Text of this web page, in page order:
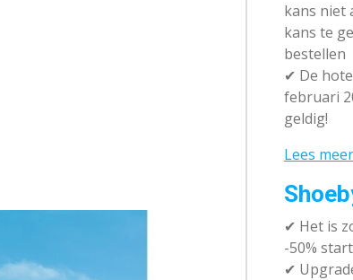
kans niet
kans te
bestellen
✔ De
februari
geldig!
Lees
✔ Het is
-50%
✔